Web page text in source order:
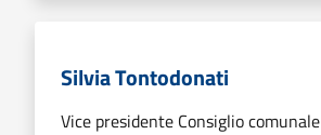
Silvia Tontodonati
Vice presidente Consiglio comunale